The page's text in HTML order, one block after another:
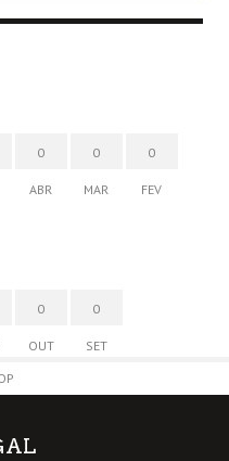
0
ABR
0
MAR
0
FEV
0
OUT
0
SET